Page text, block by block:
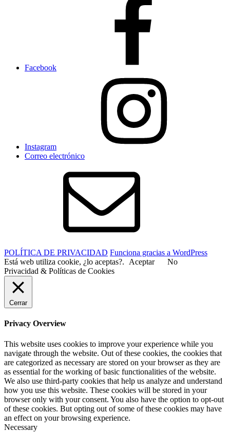
Facebook
Instagram
Correo electrónico
POLÍTICA DE PRIVACIDAD Funciona gracias a WordPress
Está web utiliza cookie, ¿lo aceptas?.
Aceptar
No
Privacidad & Políticas de Cookies
Cerrar
Privacy Overview
This website uses cookies to improve your experience while you
navigate through the website. Out of these cookies, the cookies that
are categorized as necessary are stored on your browser as they are
as essential for the working of basic functionalities of the website.
We also use third-party cookies that help us analyze and understand
how you use this website. These cookies will be stored in your
browser only with your consent. You also have the option to opt-out
of these cookies. But opting out of some of these cookies may have
an effect on your browsing experience.
Necessary